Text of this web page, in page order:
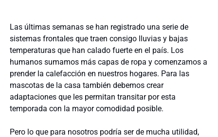
Las últimas semanas se han registrado una serie de
sistemas frontales que traen consigo lluvias y bajas
temperaturas que han calado fuerte en el país. Los
humanos sumamos más capas de ropa y comenzamos a
prender la calefacción en nuestros hogares. Para las
mascotas de la casa también debemos crear
adaptaciones que les permitan transitar por esta
temporada con la mayor comodidad posible.
Pero lo que para nosotros podría ser de mucha utilidad,